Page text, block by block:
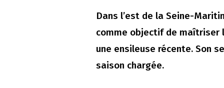
Dans l’est de la Seine-
comme objectif de maîtriser
une ensileuse récente. Son
saison chargée.